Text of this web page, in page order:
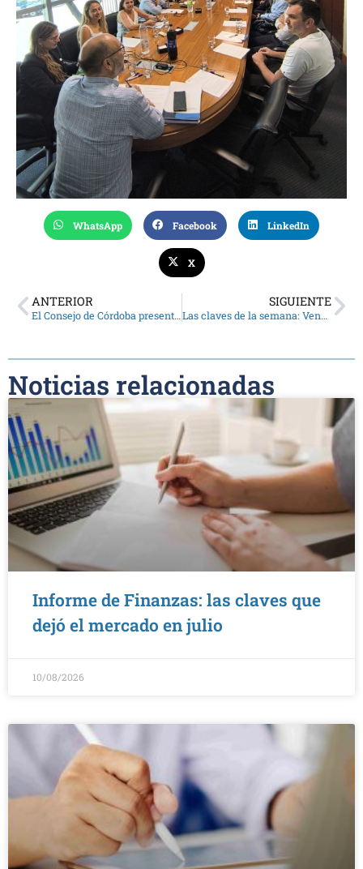
WhatsApp Facebook LinkedIn
X
ANTERIOR
El Consejo de Córdoba presente en la Junta de Gobierno en Cafayate
SIGUIENTE
Las claves de la semana: Vencen obligaciones de Precios de Transferencia
Noticias relacionadas
Informe de Finanzas: las claves que
dejó el mercado en julio
10/08/2026